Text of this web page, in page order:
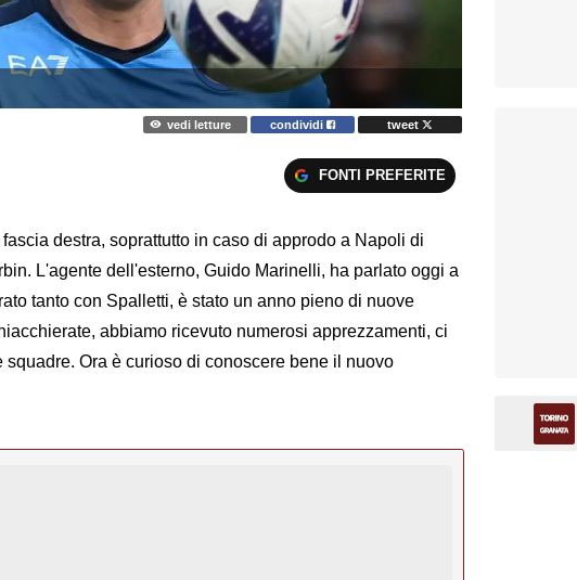
vedi letture condividi tweet
FONTI PREFERITE
destra, soprattutto in caso di approdo a Napoli di
L'agente dell'esterno, Guido Marinelli, ha parlato oggi a
tanto con Spalletti, è stato un anno pieno di nuove
abbiamo ricevuto numerosi apprezzamenti, ci
Ora è curioso di conoscere bene il nuovo